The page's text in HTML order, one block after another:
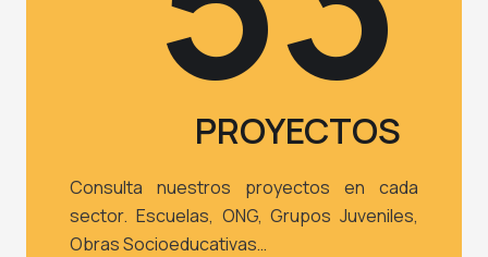
PROYECTOS
Consulta nuestros proyectos en cada
sector. Escuelas, ONG, Grupos Juveniles,
Obras Socioeducativas…